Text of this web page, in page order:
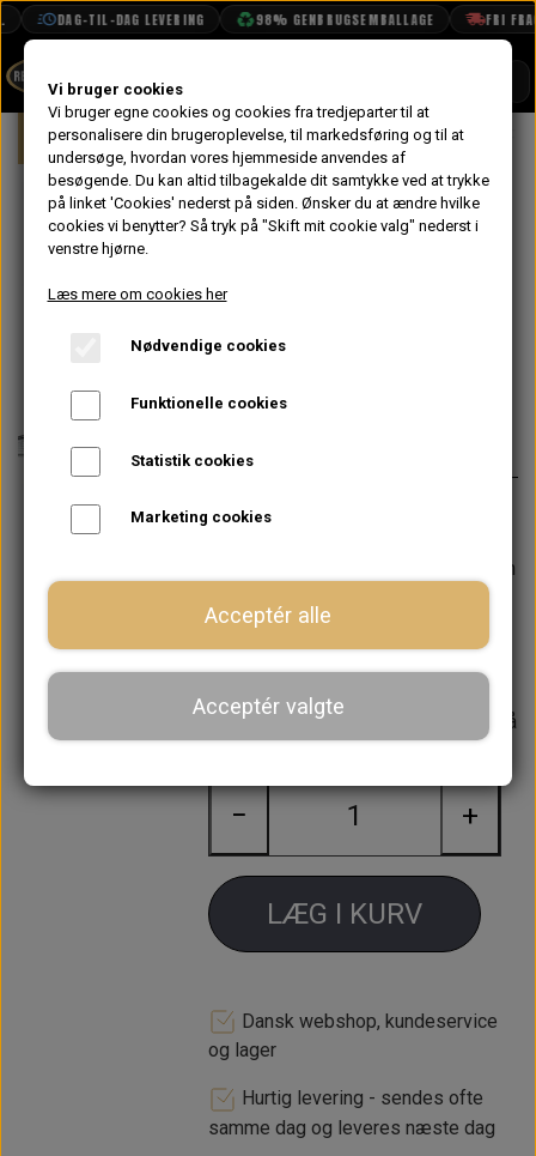
DAG-TIL-DAG LEVERING 98% GENBRUGSEMBALLAGE FRI
BOOK TID
PROJEKTER
TEKNISK DATA
VANDPOLERING
Forside Mini Eksteriør Front Gitter
På lager
Front Gitter
med Udvendig
Opluk
1.484,80 kr.
Wavy grille look fra MK1/MK2, men
blank liste på kofangerlæben, så den
passer på ALLE Mini'er fra MK2->
Med udvendig åbning af motorhjelm.
Forventet leveringstid:
Varen er på
− +
LÆG I KURV
Dansk webshop, kundeservice
og lager
Hurtig levering - sendes ofte
samme dag og leveres næste dag
Vi bruger cookies
Vi bruger egne cookies og cookies fra tredjeparter til at
personalisere din brugeroplevelse, til markedsføring og til at
undersøge, hvordan vores hjemmeside anvendes af
besøgende. Du kan altid tilbagekalde dit samtykke ved at trykke
på linket 'Cookies' nederst på siden. Ønsker du at ændre hvilke
cookies vi benytter? Så tryk på "Skift mit cookie valg" nederst i
venstre hjørne.
Læs mere om cookies her
Nødvendige cookies
Funktionelle cookies
Statistik cookies
Marketing cookies
Acceptér alle
Acceptér valgte